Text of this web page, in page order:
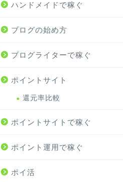
ハンドメイドで稼ぐ
ブログの始め方
ブログライターで稼ぐ
ポイントサイト
還元率比較
ポイントサイトで稼ぐ
ポイント運用で稼ぐ
ポイ活